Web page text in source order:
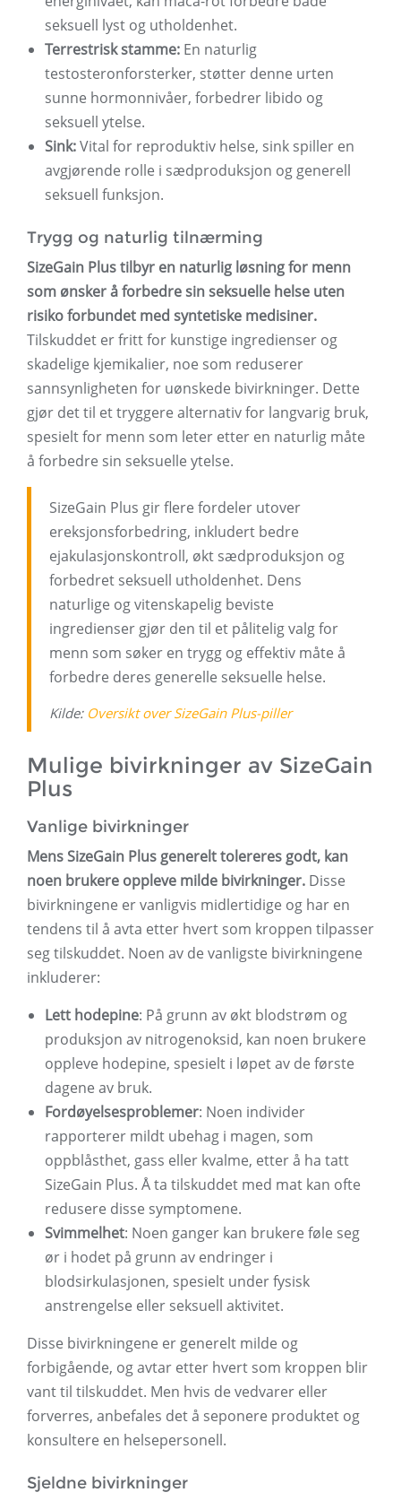
seksuell lyst og utholdenhet.
Terrestrisk stamme: En naturlig
testosteronforsterker, støtter denne urten
sunne hormonnivåer, forbedrer libido og
seksuell ytelse.
Sink:Vital for reproduktiv helse, sink spiller en
avgjørende rolle i sædproduksjon og generell
seksuell funksjon.
Trygg og naturlig tilnærming
SizeGain Plus tilbyr en naturlig løsning for menn
som ønsker å forbedre sin seksuelle helse uten
risiko forbundet med syntetiske medisiner.
Tilskuddet er fritt for kunstige ingredienser og
skadelige kjemikalier, noe som reduserer
sannsynligheten for uønskede bivirkninger. Dette
gjør det til et tryggere alternativ for langvarig bruk,
spesielt for menn som leter etter en naturlig måte
å forbedre sin seksuelle ytelse.
SizeGain Plus gir flere fordeler utover
ereksjonsforbedring, inkludert bedre
ejakulasjonskontroll, økt sædproduksjon og
forbedret seksuell utholdenhet. Dens
naturlige og vitenskapelig beviste
ingredienser gjør den til et pålitelig valg for
menn som søker en trygg og effektiv måte å
forbedre deres generelle seksuelle helse.
Kilde: Oversikt over SizeGain Plus-piller
Mulige bivirkninger av SizeGain
Plus
Vanlige bivirkninger
Mens SizeGain Plus generelt tolereres godt, kan
noen brukere oppleve milde bivirkninger. Disse
bivirkningene er vanligvis midlertidige og har en
tendens til å avta etter hvert som kroppen tilpasser
seg tilskuddet. Noen av de vanligste bivirkningene
inkluderer:
Lett hodepine: På grunn av økt blodstrøm og
produksjon av nitrogenoksid, kan noen brukere
oppleve hodepine, spesielt i løpet av de første
dagene av bruk.
Fordøyelsesproblemer: Noen individer
rapporterer mildt ubehag i magen, som
oppblåsthet, gass eller kvalme, etter å ha tatt
SizeGain Plus. Å ta tilskuddet med mat kan ofte
redusere disse symptomene.
Svimmelhet: Noen ganger kan brukere føle seg
ør i hodet på grunn av endringer i
blodsirkulasjonen, spesielt under fysisk
anstrengelse eller seksuell aktivitet.
Disse bivirkningene er generelt milde og
forbigående, og avtar etter hvert som kroppen blir
vant til tilskuddet. Men hvis de vedvarer eller
forverres, anbefales det å seponere produktet og
konsultere en helsepersonell.
Sjeldne bivirkninger